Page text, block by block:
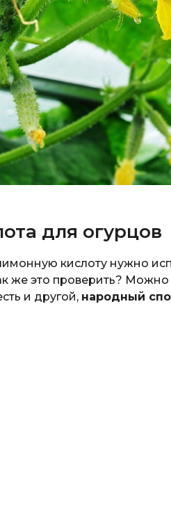
для огурцов
кислоту нужно
же это проверить?
и другой, народный